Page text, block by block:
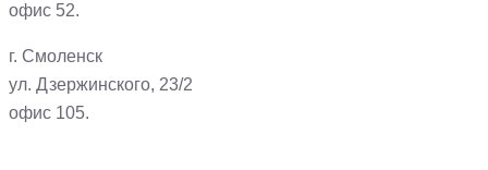
офис 52.
г. Смоленск
ул. Дзержинского, 23/2
офис 105.